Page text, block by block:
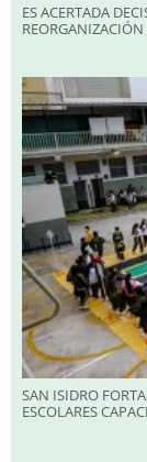
ES ACERTADA
SAN ISIDRO
ESCOLARES